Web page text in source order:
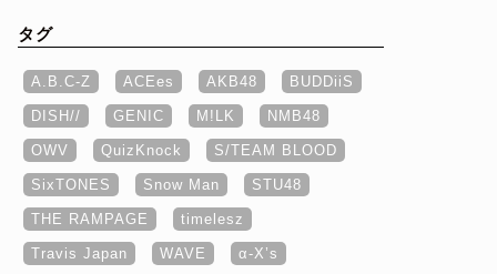
タグ
A.B.C-Z ACEes AKB48 BUDDiiS
DISH// GENIC M!LK NMB48
OWV QuizKnock S/TEAM BLOOD
SixTONES Snow Man STU48
THE RAMPAGE timelesz
Travis Japan WAVE α‐X’s